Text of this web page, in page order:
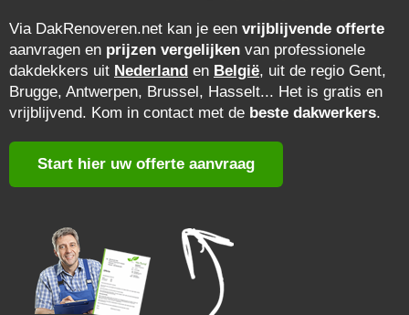
Via DakRenoveren.net kan je een vrijblijvende offerte
aanvragen en prijzen vergelijken van professionele
dakdekkers uit Nederland en België, uit de regio Gent,
Brugge, Antwerpen, Brussel, Hasselt... Het is gratis en
vrijblijvend. Kom in contact met de beste dakwerkers.
Start hier uw offerte aanvraag